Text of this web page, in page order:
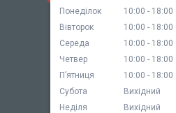
Понеділок 10:00
18:00
Вівторок
10:00
18:00
Середа
10:00
18:00
Четвер
10:00
18:00
Пʼятниця
10:00
18:00
Субота
Вихідний
Неділя
Вихідний